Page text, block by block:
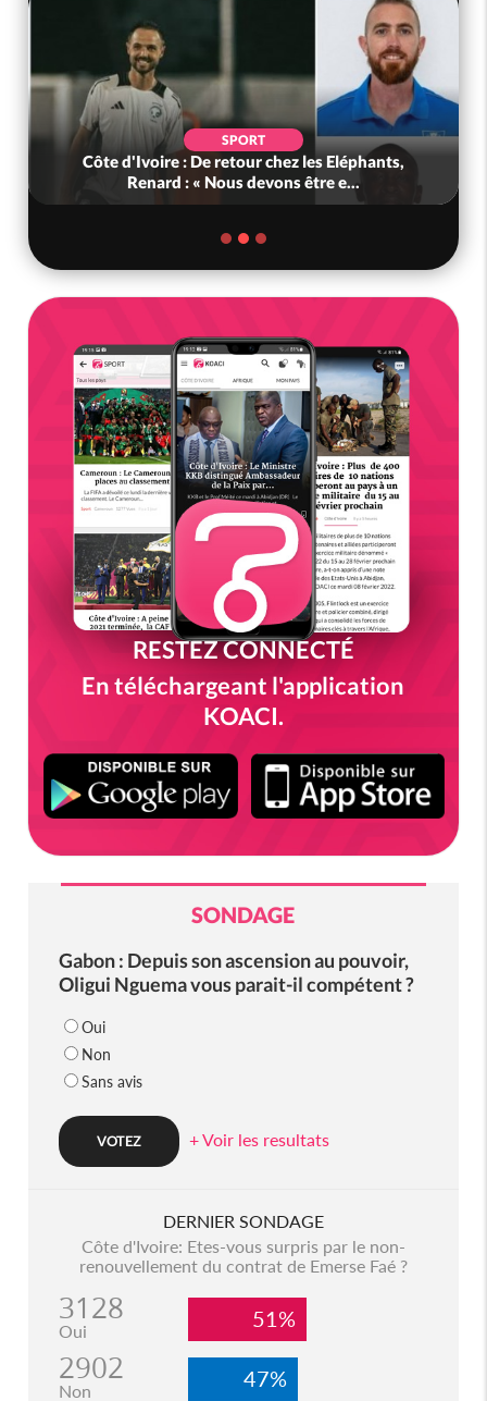
SPORT
Côte d'Ivoire : De retour chez les Eléphants,
Renard : « Nous devons être e...
RESTEZ CONNECTÉ
En téléchargeant l'application
KOACI.
SONDAGE
Gabon : Depuis son ascension au pouvoir,
Oligui Nguema vous parait-il compétent ?
Oui
Non
Sans avis
+ Voir les resultats
DERNIER SONDAGE
Côte d'Ivoire: Etes-vous surpris par le non-
renouvellement du contrat de Emerse Faé ?
3128
Oui 51%
2902
Non 47%